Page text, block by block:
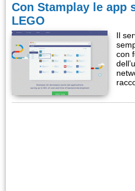
Con Stamplay le
LEGO
Il
con